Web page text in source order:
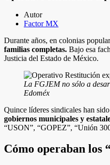
Autor
Factor MX
Durante años, en colonias
familias completas. Bajo esa
Justicia del Estado de México.
La FGJEM no sólo a
Edoméx
Quince líderes sindicales han
gobiernos municipales y
“USON”, “GOPEZ”, “Unión
Cómo operaban los